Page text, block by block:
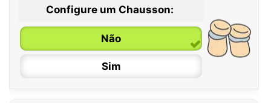
0 / 6 meses
6 / 12 meses
12 / 18 meses
Configure um Chausson:
Não
Sim